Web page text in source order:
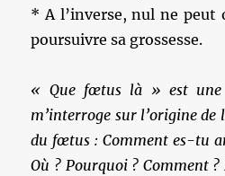
* A l’inverse, nul ne peut
poursuivre sa grossesse.
« Que fœtus là » est une
m’interroge sur l’origine de
du fœtus : Comment es-tu
Où ? Pourquoi ? Comment